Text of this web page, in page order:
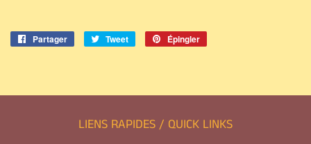
Partager
PartagerTweet
Tweeter
Épingler
LIENS RAPIDES / QUICK LINKS